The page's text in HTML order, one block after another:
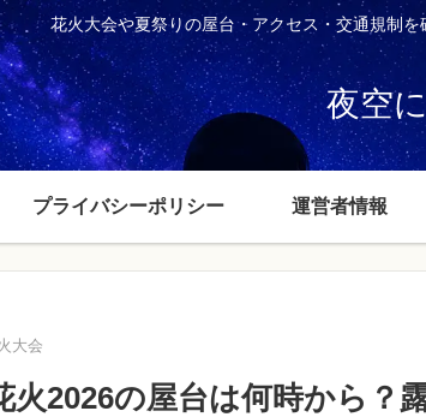
花火大会や夏祭りの屋台・アクセス・交通規制
夜空
プライバシーポリシー 運営者情報
大会
2026の屋台は何時から？